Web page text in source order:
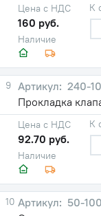
Наличие
Цена с НДС
160 руб.
К
9
240-
Прокладка
Наличие
Цена с НДС
92.70 руб.
К
10
50-